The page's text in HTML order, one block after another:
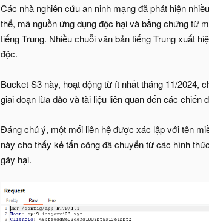
Các nhà nghiên cứu an ninh mạng đã phát hiện
thể, mã nguồn ứng dụng độc hại và bằng chứng từ
tiếng Trung. Nhiều chuỗi văn bản tiếng Trung xuất
độc.
Bucket S3 này, hoạt động từ ít nhất tháng 11/2024,
giai đoạn lừa đảo và tài liệu liên quan đến các chiến
Đáng chú ý, một mối liên hệ được xác lập với tên
này cho thấy kẻ tấn công đã chuyển từ các hình
gây hại.